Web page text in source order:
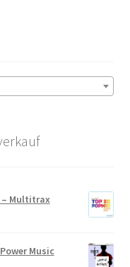
– Multitrax
Music